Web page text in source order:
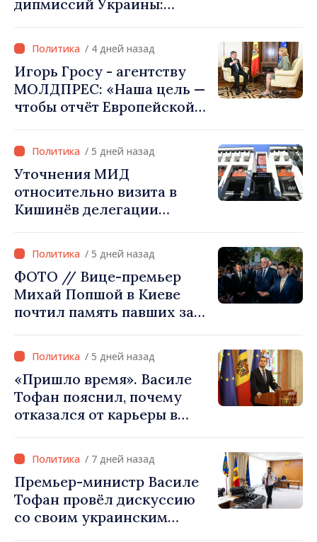
энергетики
дипмиссий Украины:
сделала свой выбор. Мы
вместе с Украиной»
/ 4 дней назад
Игорь Гросу - агентству
МОЛДПРЕС: «Наша цель —
чтобы отчёт Европейской
ещё лучше»
/ 5 дней назад
Уточнения МИД
относительно визита в
Кишинёв делегации
хозяйства Афганистана
/ 5 дней назад
ФОТО // Вице-премьер
Михай Попшой в Киеве
почтил память павших за
война должна
прекратиться»/ 5 дней назад
«Пришло время». Василе
Тофан пояснил, почему
отказался от карьеры в
премьер-министра. Что
думает Игорь Гросу о
новом главе правительства
/ 7 дней назад
Премьер-министр Василе
Тофан провёл дискуссию
со своим украинским